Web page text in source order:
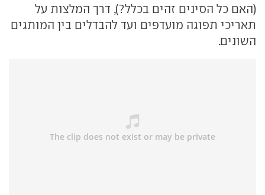
(האם כל הסינים זהים בכלל?), דרך המלצות על
תאריכי תפוגה מועדפים ועד להבדלים בין המותגים
השונים.